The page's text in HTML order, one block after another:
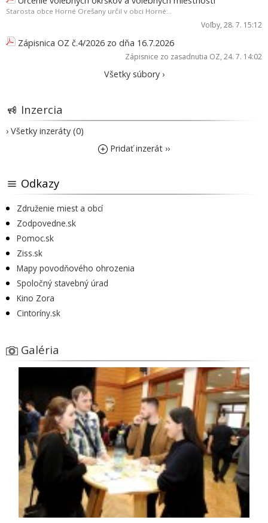
Starosta obce Horné Orešany určil v obci Horné...
Voľby, 28. 7. 15:12
Zápisnica OZ č.4/2026 zo dňa 16.7.2026
Zápisnice zo zasadnutia OZ, 24. 7. 14:02
Všetky súbory ›
Inzercia
› Všetky inzeráty (0)
Pridať inzerát ››
Odkazy
Združenie miest a obcí
Zodpovedne.sk
Pomoc.sk
Ziss.sk
Mapy povodňového ohrozenia
Spoločný stavebný úrad
Kino Zora
Cintoríny.sk
Galéria